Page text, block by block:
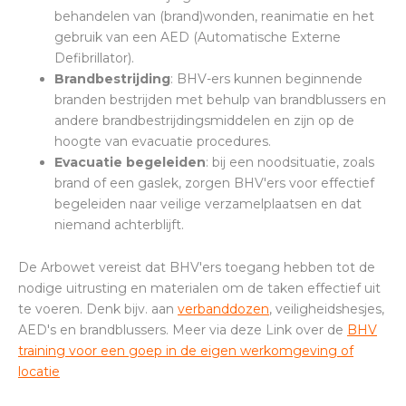
behandelen van (brand)wonden, reanimatie en het
gebruik van een AED (Automatische Externe
Defibrillator).
Brandbestrijding: BHV-ers kunnen beginnende
branden bestrijden met behulp van brandblussers en
andere brandbestrijdingsmiddelen en zijn op de
hoogte van evacuatie procedures.
Evacuatie begeleiden: bij een noodsituatie, zoals
brand of een gaslek, zorgen BHV'ers voor effectief
begeleiden naar veilige verzamelplaatsen en dat
niemand achterblijft.
De Arbowet vereist dat BHV'ers toegang hebben tot de
nodige uitrusting en materialen om de taken effectief uit
te voeren. Denk bijv. aan verbanddozen, veiligheidshesjes,
AED's en brandblussers. Meer via deze Link over de BHV
training voor een goep in de eigen werkomgeving of
locatie